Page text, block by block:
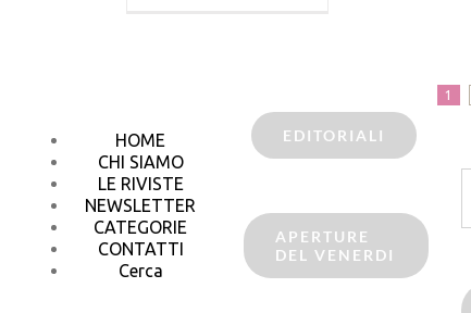
1
HOME
CHI SIAMO
LE RIVISTE
NEWSLETTER
CATEGORIE
CONTATTI
Cerca
EDITORIALI
APERTURE
DEL VENERDI